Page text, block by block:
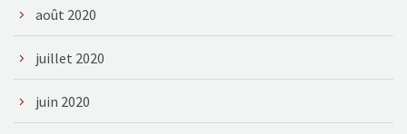
août 2020
juillet 2020
juin 2020